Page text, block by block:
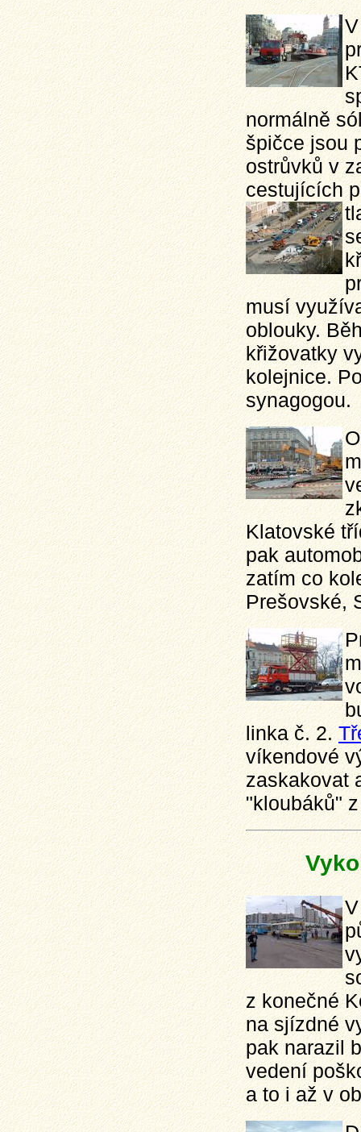
normálně
špičce jsou
ostrůvků v
cestujících
musí
oblouky.
křižovatky
kolejnice.
synagogou.
Klatovské
pak
zatím co
Prešovské,
linka č. 2.
víkendové
zaskakovat
"kloubáků"
z konečné
na sjízdné
pak narazil
vedení
a to i až v